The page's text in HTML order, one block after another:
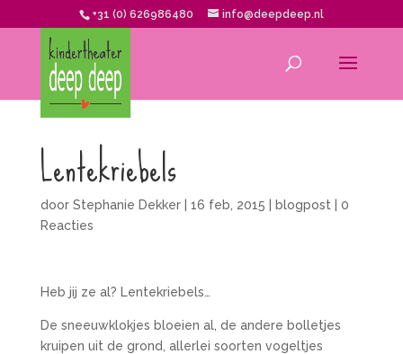
+31 (0) 626986480 info@deepdeep.nl
Lentekriebels
door Stephanie Dekker| 16 feb, 2015 blogpost
0
Reacties
Heb jij ze al? Lentekriebels…
De sneeuwklokjes bloeien al, de andere bolletjes
kruipen uit de grond, allerlei soorten vogeltjes